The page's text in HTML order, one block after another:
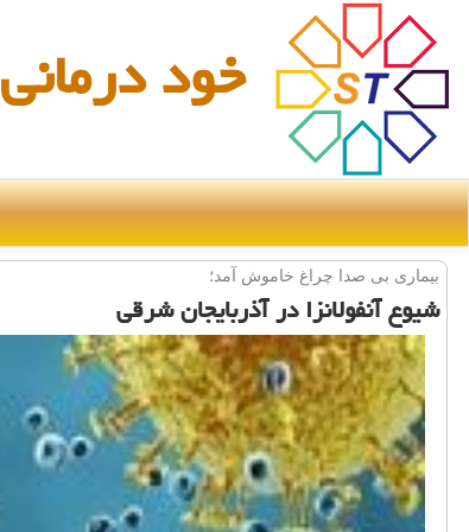
خود درمانی
بیماری بی صدا چراغ خاموش آمد؛
شیوع آنفولانزا در آذربایجان شرقی